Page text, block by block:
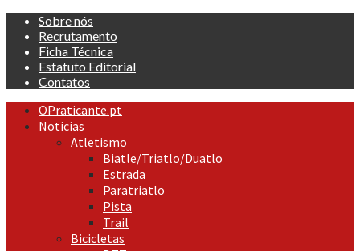
Skip
content
Sobre nós
Recrutamento
Ficha Técnica
Estatuto Editorial
Contatos
Primary
Menu
OPraticante.pt
Noticias
Atletismo
Biatle/Triatlo/Duatlo
Estrada
Paratriatlo
Pista
Trail
Bicicletas